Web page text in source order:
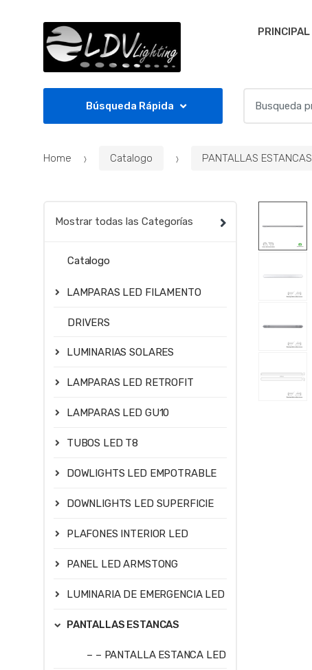
PRINCIPAL
Búsqueda Rápida
c
Home Catalogo PANTALLAS ESTANCAS
Mostrar todas las Categorías
Catalogo
LAMPARAS LED FILAMENTO
DRIVERS
LUMINARIAS SOLARES
LAMPARAS LED RETROFIT
LAMPARAS LED GU10
TUBOS LED T8
DOWLIGHTS LED EMPOTRABLE
DOWNLIGHTS LED SUPERFICIE
PLAFONES INTERIOR LED
PANEL LED ARMSTONG
LUMINARIA DE EMERGENCIA LED
PANTALLAS ESTANCAS
– – PANTALLA ESTANCA LED